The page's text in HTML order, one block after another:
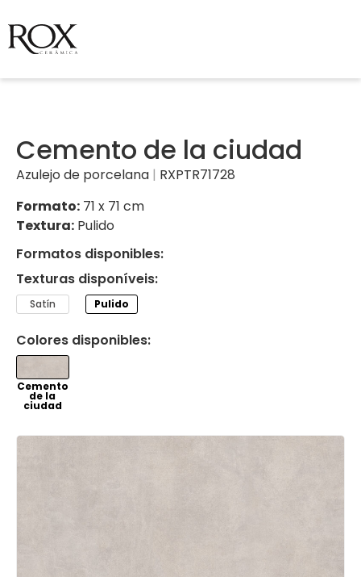
Cemento de la ciudad
Azulejo de porcelana | RXPTR71728
Formato: 71 x 71 cm
Textura: Pulido
Formatos disponibles:
Texturas disponíveis:
Satín Pulido
Colores disponibles:
Cemento
de la
ciudad